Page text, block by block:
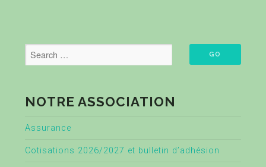
NOTRE ASSOCIATION
Assurance
Cotisations 2026/2027 et bulletin d’adhésion